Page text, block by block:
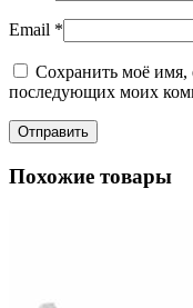
Email *
Сохранить моё имя,
последующих моих
Похожие товары